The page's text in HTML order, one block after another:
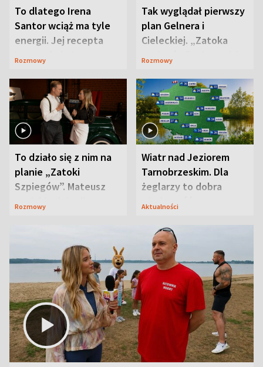
To dlatego Irena
Santor wciąż ma tyle
energii. Jej recepta
jest zaskakująco
Rozmowy
Tak wyglądał pierwszy
plan Gelnera i
Cieleckiej. „Zatoka
szpiegów” od razu ich
Rozmowy
To działo się z nim na
planie „Zatoki
Szpiegów”. Mateusz
Janicki odsłonił
Rozmowy
Wiatr nad Jeziorem
Tarnobrzeskim. Dla
żeglarzy to dobra
wiadomość
Aktualności